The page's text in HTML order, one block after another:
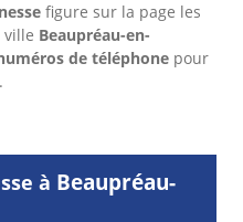
figure sur la page les
ville Beaupréau-en-
de téléphone pour
à Beaupréau-